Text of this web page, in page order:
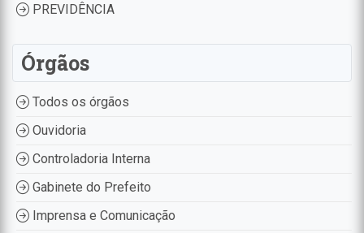
PREVIDÊNCIA
Órgãos
Todos os órgãos
Ouvidoria
Controladoria Interna
Gabinete do Prefeito
Imprensa e Comunicação